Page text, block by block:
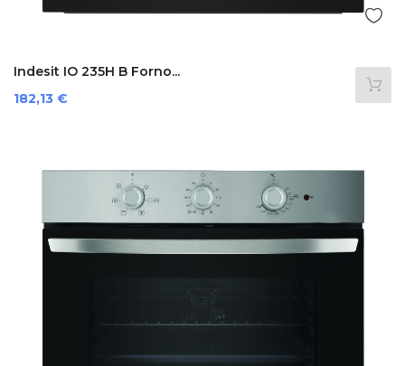
Indesit IO 235H B Forno...
Prezzo
182,13 €